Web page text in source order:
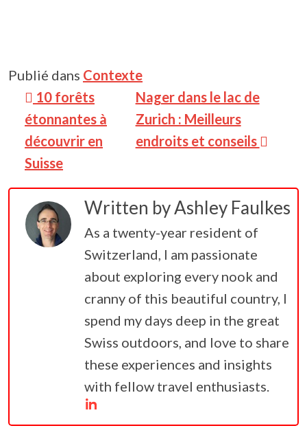
Publié dans Contexte
Navigation des articles
10 forêts
étonnantes à
découvrir en
Suisse
Nager dans le lac de
Zurich : Meilleurs
endroits et conseils
Written byAshley Faulkes
As a twenty-year resident of
Switzerland, I am passionate
about exploring every nook and
cranny of this beautiful country, I
spend my days deep in the great
Swiss outdoors, and love to share
these experiences and insights
with fellow travel enthusiasts.